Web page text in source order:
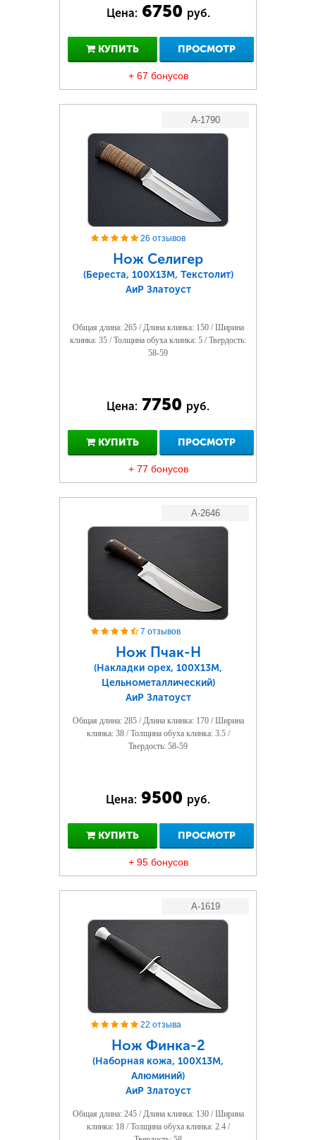
Цена: 6750 руб.
КУПИТЬ ПРОСМОТР
+ 67 бонусов
A-1790
26 отзывов
Нож Селигер
(Береста, 100Х13М, Текстолит)
АиР Златоуст
Общая длина: 265 / Длина клинка: 150 / Ширина
клинка: 35 / Толщина обуха клинка: 5 / Твердость:
58-59
Цена: 7750 руб.
КУПИТЬ ПРОСМОТР
+ 77 бонусов
A-2646
7 отзывов
Нож Пчак-Н
(Накладки орех, 100Х13М,
Цельнометаллический)
АиР Златоуст
Общая длина: 285 / Длина клинка: 170 / Ширина
клинка: 38 / Толщина обуха клинка: 3.5 /
Твердость: 58-59
Цена: 9500 руб.
КУПИТЬ ПРОСМОТР
+ 95 бонусов
A-1619
22 отзыва
Нож Финка-2
(Наборная кожа, 100Х13М,
Алюминий)
АиР Златоуст
Общая длина: 245 / Длина клинка: 130 / Ширина
клинка: 18 / Толщина обуха клинка: 2.4 /